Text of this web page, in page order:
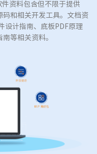
件资料包含但不限于提供
和相关开发工具。文档资
设计指南、底板PDF原理
等相关资料。